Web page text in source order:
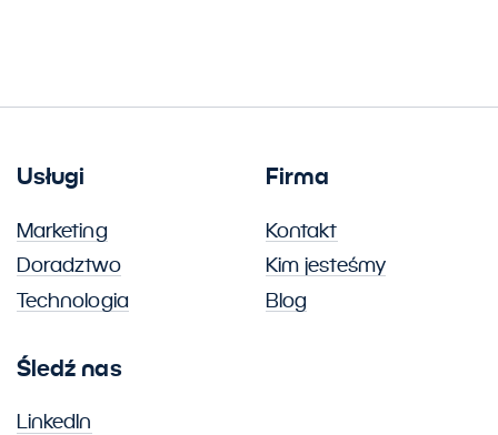
Usługi
Marketing
Doradztwo
Technologia
Firma
Kontakt
Kim jesteśmy
Blog
Śledź nas
LinkedIn